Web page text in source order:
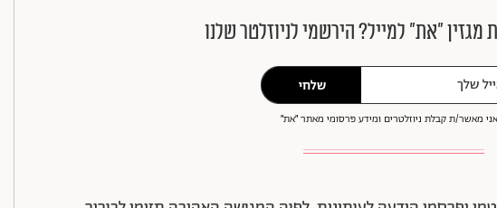
מגזין ״את״ למייל? הירשמי לניוזלטר שלנו
שלחי
אני מאשר/ת קבלת ניוזלטרים ומידע פרסומי מאתר ״את״